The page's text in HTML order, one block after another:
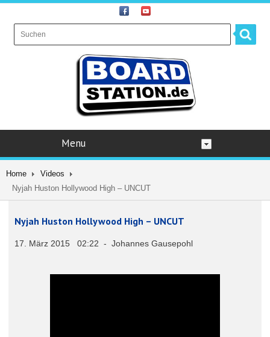
Menu
Home
Videos
Nyjah Huston Hollywood High – UNCUT
Nyjah Huston Hollywood High – UNCUT
17. März 2015 02:22 - Johannes Gausepohl